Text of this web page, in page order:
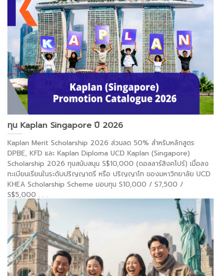
ละเอียดดังนี้ **เปิดรับสมัครตั้งเเต่วันนี้ ถึง 31 สิงหาคม . . .
อ่านต่อ >
ทุน Kaplan Singapore ปี 2026
Kaplan Merit Scholarship 2026 ส่วนลด 50% สำหรับหลักสูตร
DPBE, KFD และ Kaplan Diploma UCD Kaplan (Singapore)
Scholarship 2026 ทุนสนับสนุน S$10,000 (ดอลลาร์สิงคโปร์) เมื่อลง
ทะเบียนเรียนในระดับปริญญาตรี หรือ ปริญญาโท ของมหาวิทยาลัย UCD
KHEA Scholarship Scheme มอบทุน S10,000 / S7,500 /
S$5,000 . . .
อ่านต่อ >